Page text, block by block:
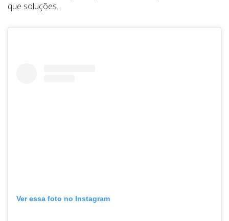
que soluções.
Ver essa foto no Instagram